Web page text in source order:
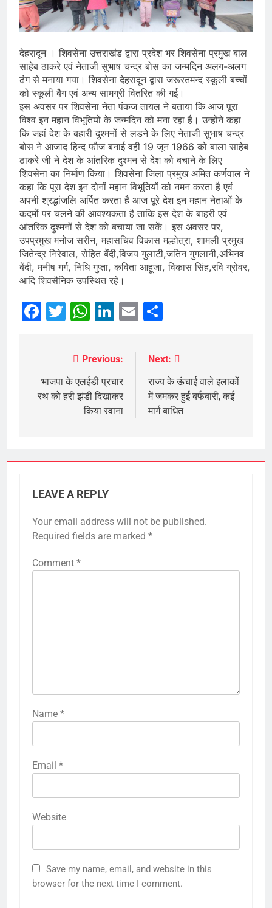
देहरादून । शिवसेना उत्तराखंड द्वारा प्रदेश भर शिवसेना प्रमुख बाल
साहेब ठाकरे एवं नेताजी सुभाष चन्द्र बोस का जन्मदिन अलग-अलग
ढंग से मनाया गया। शिवसेना देहरादून द्वारा जरूरतमन्द स्कूली बच्चों
को स्कूली बैग एवं अन्य सामग्री वितरित की गई।
इस अवसर पर शिवसेना नेता पंकज तायल ने बताया कि आज पूरा
विश्व इन महान विभूतियों के जन्मदिन को मना रहा है। उन्होंने कहा
कि जहां देश के बहारी दुश्मनों से लडने के लिए नेताजी सुभाष चन्द्र
बोस ने आजाद हिन्द फौज बनाई वही 19 जून 1966 को बाला साहेब
ठाकरे जी ने देश के आंतरिक दुश्मन से देश को बचाने के लिए
शिवसेना का निर्माण किया। शिवसेना जिला प्रमुख अमित कर्णवाल ने
कहा कि पूरा देश इन दोनों महान विभूतियों को नमन करता है एवं
अपनी श्रद्धांजलि अर्पित करता है आज पूरे देश इन महान नेताओं के
कदमों पर चलने की आवश्यकता है ताकि इस देश के बाहरी एवं
आंतरिक दुश्मनों से देश को बचाया जा सकें। इस अवसर पर,
उपप्रमुख मनोज सरीन, महासचिव विकास मल्होत्रा, शामली प्रमुख
जितेन्द्र निरेवाल, रोहित बेंदी,विजय गुलाटी,जतिन गुगलानी,अभिनव
बेंदी, मनीष गर्ग, निधि गुप्ता, कविता आहूजा, विकास सिंह,रवि ग्रोवर,
आदि शिवसैनिक उपस्थित रहे।
Facebook
Twitter
WhatsApp
LinkedIn
Email
navigation
Previous:
भाजपा के एलईडी प्रचार
रथ को हरी झंडी दिखाकर
किया रवाना
Next:
राज्य के ऊंचाई वाले इलाकों
में जमकर हुई बर्फबारी, कई
मार्ग बाधित
LEAVE A REPLY
Your email address will not be published.
Required fields are marked *
Comment *
Name *
Email *
Website
Save my name, email, and website in this
browser for the next time I comment.